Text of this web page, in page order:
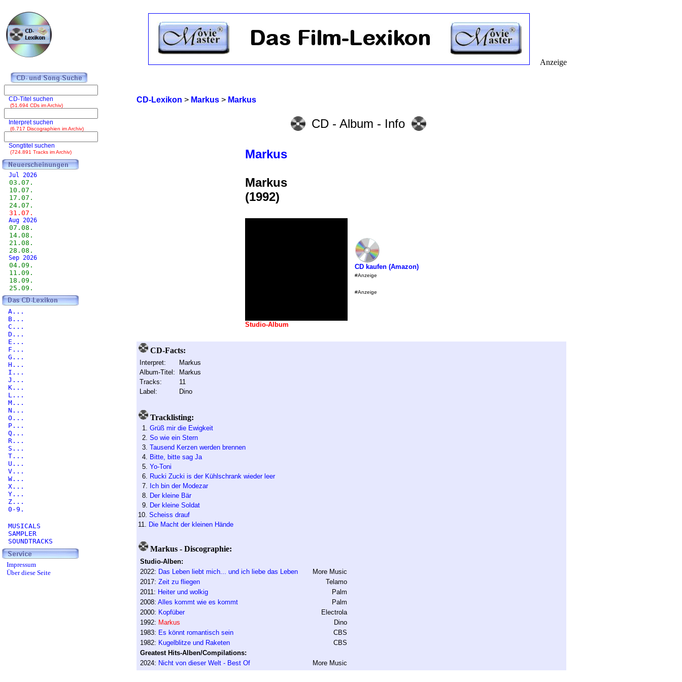
CD-Lexikon > Markus> Markus
CD - Album - Info
Markus
Markus
(1992)
Studio-Album
CD kaufen (Amazon)
#Anzeige
#Anzeige
CD-Facts:
Interpret:
Markus
Album-Titel:
Markus
Tracks:
11
Label:
Dino
Tracklisting:
1. Grüß mir die Ewigkeit
2. So wie ein Stern
3. Tausend Kerzen werden brennen
4. Bitte, bitte sag Ja
5. Yo-Toni
6. Rucki Zucki is der Kühlschrank wieder leer
7. Ich bin der Modezar
8. Der kleine Bär
9. Der kleine Soldat
10. Scheiss drauf
11. Die Macht der kleinen Hände
Markus - Discographie:
Studio-Alben:
2022: Das Leben liebt mich... und ich liebe das Leben
More Music
2017: Zeit zu fliegen
Telamo
2011: Heiter und wolkig
Palm
2008: Alles kommt wie es kommt
Palm
2000: Kopfüber
Electrola
1992: Markus
Dino
1983: Es könnt romantisch sein
CBS
1982: Kugelblitze und Raketen
CBS
Greatest Hits-Alben/Compilations:
2024: Nicht von dieser Welt - Best Of More Music
Anzeige
CD-Titel suchen
(51.694 CDs im Archiv)
Interpret suchen
(6.717 Discographien im Archiv)
Songtitel suchen
(724.891 Tracks im Archiv)
Jul 2026
03.07.
10.07.
17.07.
24.07.
31.07.
Aug 2026
07.08.
14.08.
21.08.
28.08.
Sep 2026
04.09.
11.09.
18.09.
25.09.
A...
B...
C...
D...
E...
F...
G...
H...
I...
J...
K...
L...
M...
N...
O...
P...
Q...
R...
S...
T...
U...
V...
W...
X...
Y...
Z...
0-9.
MUSICALS
SAMPLER
SOUNDTRACKS
Impressum
Über diese Seite